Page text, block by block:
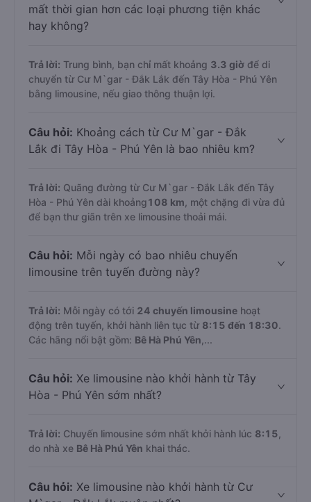
mất thời gian hơn các loại phương tiện khác
hay không?
Trả lời: Trung bình, bạn chỉ mất khoảng 3.3 giờ để di
chuyển từ Cư M`gar - Đắk Lắk đến Tây Hòa - Phú Yên
bằng limousine, nếu giao thông thuận lợi.
Câu hỏi: Khoảng cách từ Cư M`gar - Đắk
Lắk đi Tây Hòa - Phú Yên là bao nhiêu km?
Trả lời: Quãng đường từ Cư M`gar - Đắk Lắk đến Tây
Hòa - Phú Yên dài khoảng108 km , một chặng đi vừa đủ
để bạn thư giãn trên xe limousine thoải mái.
Câu hỏi: Mỗi ngày có bao nhiêu chuyến
limousine trên tuyến đường này?
Trả lời: Mỗi ngày có tới 24 chuyến limousine hoạt
động trên tuyến, khởi hành liên tục từ 8:15 đến 18:30.
Các hãng nổi bật gồm: Bê Hà Phú Yên ,...
Câu hỏi: Xe limousine nào khởi hành từ Tây
Hòa - Phú Yên sớm nhất?
Trả lời: Chuyến limousine sớm nhất khởi hành lúc 8:15
do nhà xe Bê Hà Phú Yên khai thác.
Câu hỏi: Xe limousine nào khởi hành từ Cư